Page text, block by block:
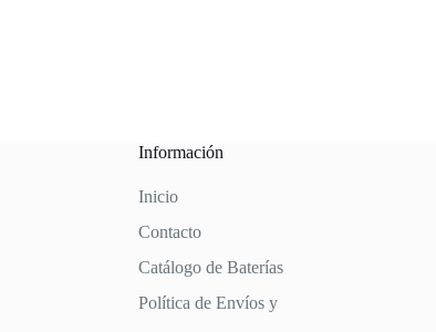
Información
Inicio
Contacto
Catálogo de Baterías
Política de Envíos y